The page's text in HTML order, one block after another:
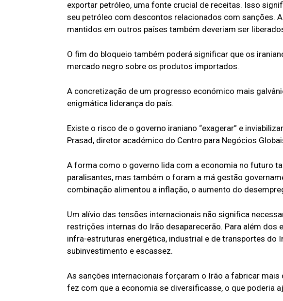
exportar petróleo, uma fonte crucial de receitas. Isso
seu petróleo com descontos relacionados com sanções.
mantidos em outros países também deveriam ser
O fim do bloqueio também poderá significar que os
mercado negro sobre os produtos importados.
A concretização de um progresso económico mais
enigmática liderança do país.
Existe o risco de o governo iraniano “exagerar” e
Prasad, diretor académico do Centro para Negócios
A forma como o governo lida com a economia no futuro
paralisantes, mas também o foram a má gestão
combinação alimentou a inflação, o aumento do
Um alívio das tensões internacionais não significa
restrições internas do Irão desaparecerão. Para além dos
infra-estruturas energética, industrial e de transportes do
subinvestimento e escassez.
As sanções internacionais forçaram o Irão a fabricar
fez com que a economia se diversificasse, o que poderia